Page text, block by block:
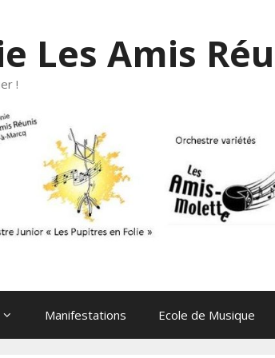
Les Amis
!
Manifestations Ecole de Musique